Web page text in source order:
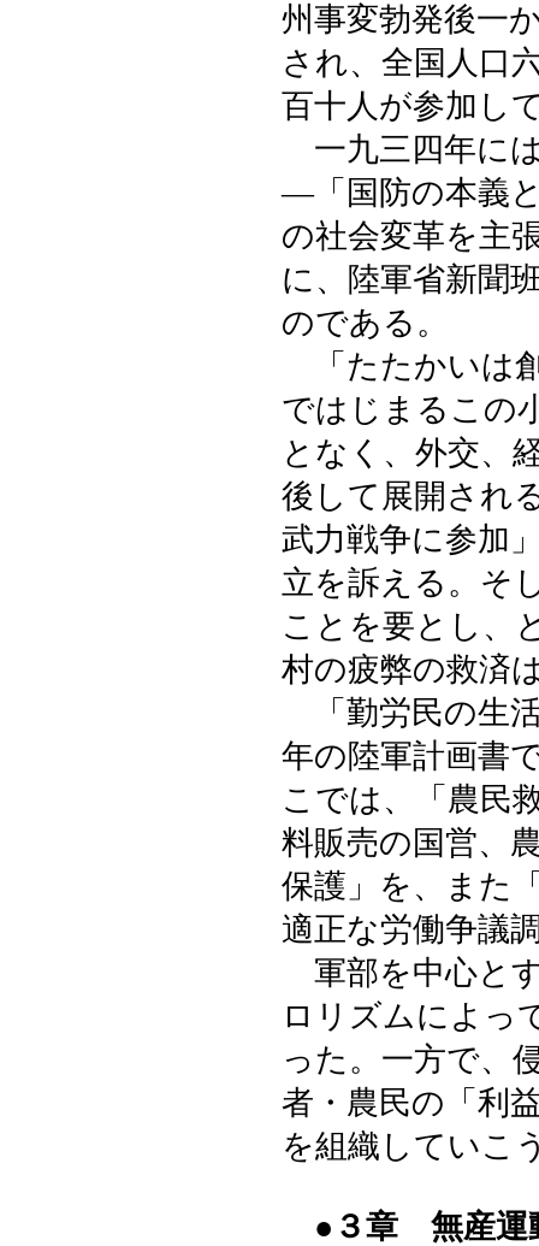
州事変勃発後一
され、全国人口
百十人が参加し
一九三四年に
―「国防の本義
の社会変革を主
に、陸軍省新聞
のである。
「たたかいは
ではじまるこの
となく、外交、
後して展開され
武力戦争に参加
立を訴える。そ
ことを要とし、
村の疲弊の救済
「勤労民の生
年の陸軍計画書
こでは、「農民
料販売の国営、
保護」を、また
適正な労働争議
軍部を中心と
ロリズムによっ
った。一方で、
者・農民の「利
を組織していこ
●３章 無産運